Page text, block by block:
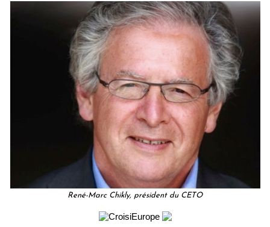
René-Marc Chikly, président du CETO